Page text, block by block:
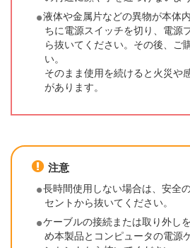
液体や金属片などの異物が本体
ちに電源スイッチを切り、電源
ら抜いてください。その後、ご
い。
そのまま使用を続けると火災や
があります。
注意
長時間使用しない場合は、安全
セントから抜いてください。
ケーブルの接続または取り外し
め本製品とコンピュータの電源